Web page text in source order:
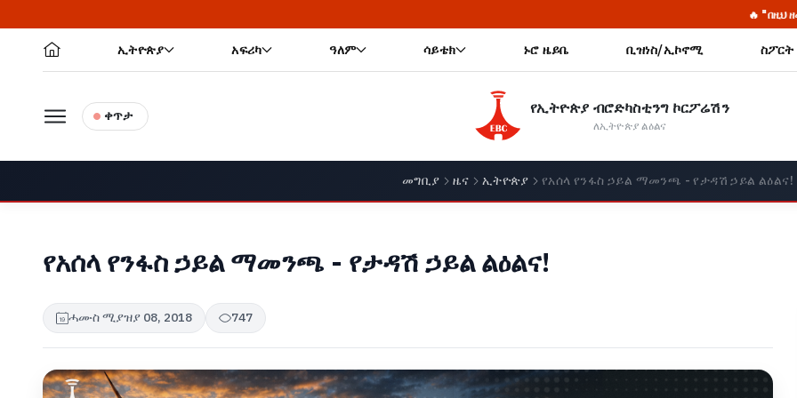
🔥 "በዚህ ዘመን የትጥቅ ትግል
ኢትዮጵያ አፍሪካ ዓለም ሳይቴክ ኑሮ ዜይቤ ቢዝነስ/ኢኮኖሚ ስፖርት
ቀጥታ የኢትዮጵያ ብሮድካስቲንግ ኮርፖሬሽን
ለኢትዮጵያ ልዕልና
መግቢያ ዜና ኢትዮጵያ የአሰላ የንፋስ ኃይል ማመንጫ - የታዳሽ ኃይል ልዕልና!
የአሰላ የንፋስ ኃይል ማመንጫ - የታዳሽ ኃይል ልዕልና!
ሓሙስ ሚያዝያ 08, 2018 747